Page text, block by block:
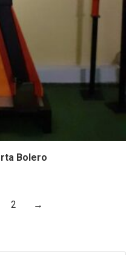
Bolero
2 →